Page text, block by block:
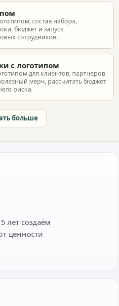
состав набора,
бюджет и запуск
сотрудников.
с логотипом
для клиентов, партнеров
мерч, рассчитать бюджет
риска.
больше
создаём
ценности